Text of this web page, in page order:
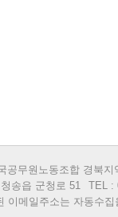
공무원노동조합 경북
송읍 군청로 51
TEL :
이메일주소는 자동수